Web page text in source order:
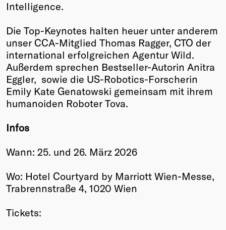
Intelligence.
Die Top-Keynotes halten heuer unter anderem
unser CCA-Mitglied Thomas Ragger, CTO der
international erfolgreichen Agentur Wild.
Außerdem sprechen Bestseller-Autorin Anitra
Eggler, sowie die US-Robotics-Forscherin
Emily Kate Genatowski gemeinsam mit ihrem
humanoiden Roboter Tova.
Infos
Wann: 25. und 26. März 2026
Wo: Hotel Courtyard by Marriott Wien-Messe,
Trabrennstraße 4, 1020 Wien
Tickets: